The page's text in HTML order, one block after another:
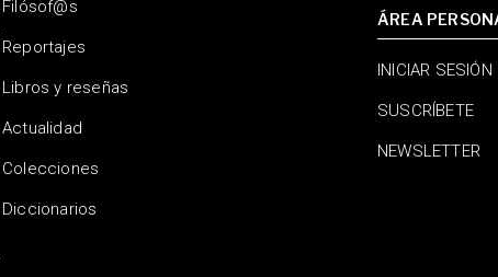
Filósof@s
Reportajes
Libros y reseñas
Actualidad
Colecciones
Diccionarios
ÁREA
INICIAR SESIÓN
SUSCRÍBETE
NEWSLETTER